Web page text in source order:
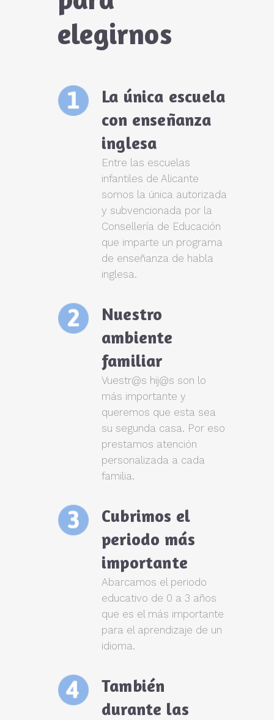
elegirnos
La única escuela
con enseñanza
inglesa
Entre las escuelas
infantiles de Alicante
somos la única autorizada
y subvencionada por la
Consellería de Educación
que imparte un programa
de enseñanza de habla
inglesa.
Nuestro
ambiente
familiar
Vuestr@s hij@s son lo
más importante y
queremos que esta sea
su segunda casa. Por eso
prestamos atención
personalizada a cada
familia.
Cubrimos el
periodo más
importante
Abarcamos el periodo
educativo de 0 a 3 años
que es el más importante
para el aprendizaje de un
idioma.
También
durante las